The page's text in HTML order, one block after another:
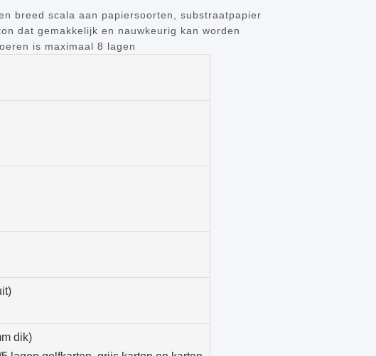
breed scala aan papiersoorten, substraatpapier
dat gemakkelijk en nauwkeurig kan worden
is maximaal 8 lagen
dik)